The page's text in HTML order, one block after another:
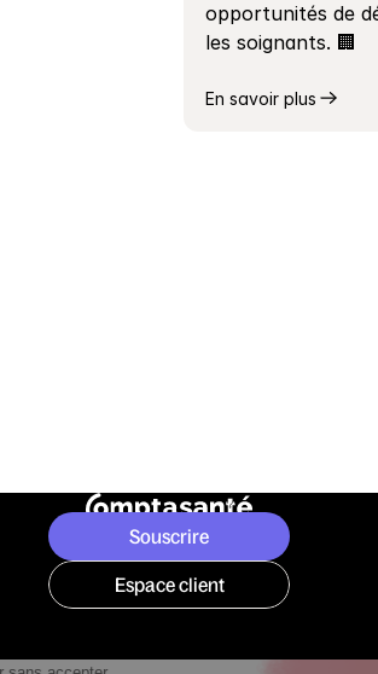
opportunités de
les soignants. 🏢
En savoir plus
Souscrire
Espace client